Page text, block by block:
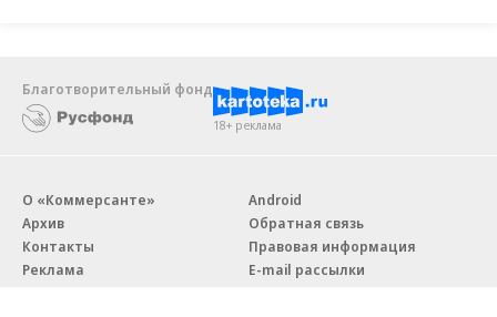
Благотворительный фонд
18+ реклама
О «Коммерсанте»
Архив
Контакты
Реклама
Android
Обратная связь
Правовая информация
E-mail рассылки